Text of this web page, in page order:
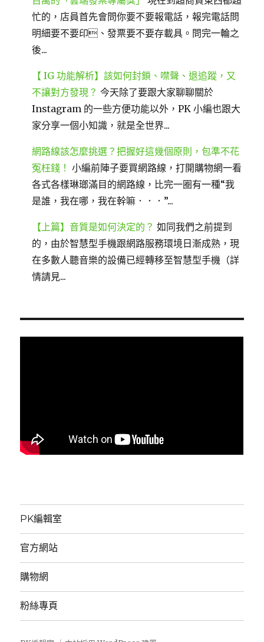
忙的，店員首先會問你要不要報電話，報完電話問
明細要不要印、發票要不要存載具。問完一輪之
後...
【 IG 功能解析】該如何封鎖、噤聲、退追蹤，又
不讓對方發現？ 今天除了要跟大家聊聊關於
Instagram 的一些方便功能以外，PK 小編也跟大
家分享一個小知識，就是全世界...
網路線該怎麼挑選？把握好這幾個原則，包準不花
冤枉錢！ 小編前陣子要買網路線，打開購物網一看
各式各樣琳瑯滿目的網路線，比完一圈有一種“我
是誰，我在哪，我在幹嘛．．．”...
【上篇】音質是如何決定的？ 如同我們之前提到
的，由於智慧型手機跟網路服務環境日漸成熟，現
在多數人聽音樂的設備已經轉移至智慧型手機（詳
情請見...
PK編輯室
官方網站
購物網
粉絲專頁